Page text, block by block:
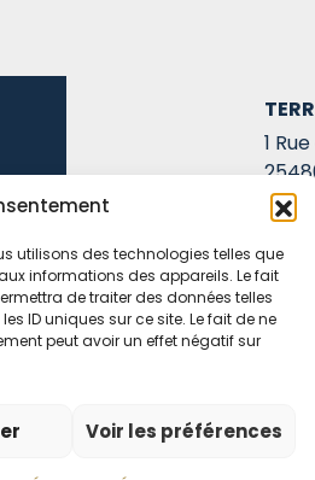
utilisons des technologies telles que
informations des appareils. Le fait
de traiter des données telles
ID uniques sur ce site. Le fait de ne
peut avoir un effet négatif sur
Voir les préférences
1